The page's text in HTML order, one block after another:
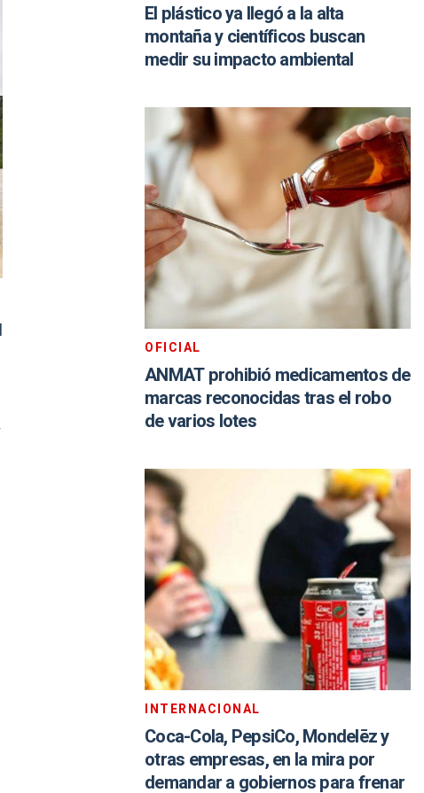
El plástico ya llegó a la alta
montaña y científicos buscan
medir su impacto ambiental
OFICIAL
ANMAT prohibió medicamentos de
marcas reconocidas tras el robo
de varios lotes
INTERNACIONAL
Coca-Cola, PepsiCo, Mondelēz y
otras empresas, en la mira por
demandar a gobiernos para frenar